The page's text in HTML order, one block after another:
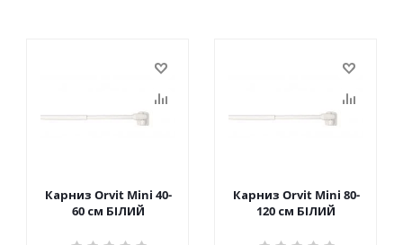
Карниз Orvit Mini 40-
60 см БІЛИЙ
Карниз Orvit Mini 80-
120 см БІЛИЙ